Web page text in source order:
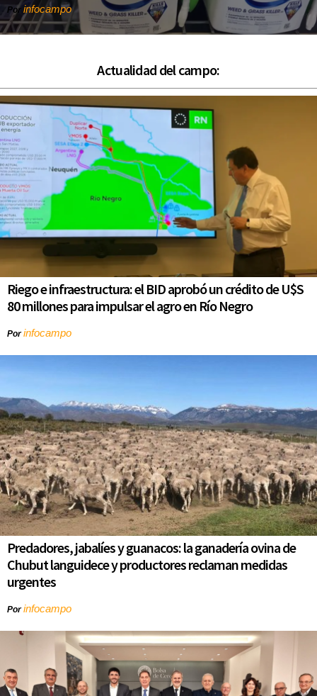
Por infocampo
Actualidad del campo:
Riego e infraestructura: el BID aprobó un crédito de U$S
80 millones para impulsar el agro en Río Negro
Porinfocampo
Predadores, jabalíes y guanacos: la ganadería ovina de
Chubut languidece y productores reclaman medidas
urgentes
Porinfocampo